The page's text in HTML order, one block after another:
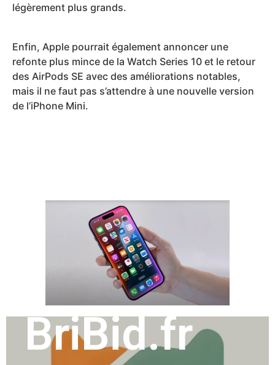
légèrement plus grands.
Enfin, Apple pourrait également annoncer une
refonte plus mince de la Watch Series 10 et le retour
des AirPods SE avec des améliorations notables,
mais il ne faut pas s’attendre à une nouvelle version
de l’iPhone Mini.
BriBid.fr